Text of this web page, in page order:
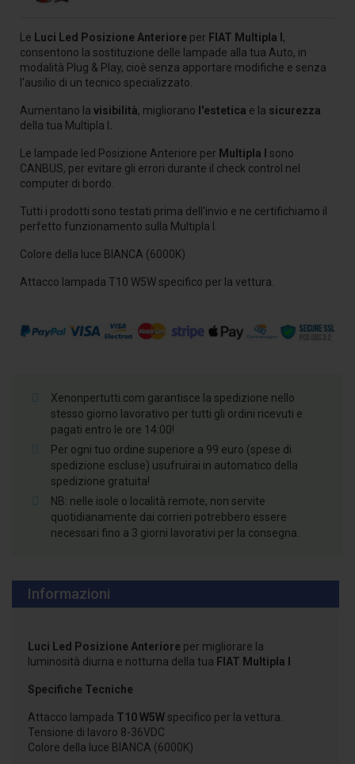
Le Luci Led Posizione Anteriore per FIAT Multipla I ,
consentono la sostituzione delle lampade alla tua Auto, in
modalità Plug & Play, cioè senza apportare modifiche e senza
l'ausilio di un tecnico specializzato.
Aumentano la visibilità, migliorano l'estetica e la sicurezza
della tua Multipla I
Le lampade led Posizione Anteriore per Multipla I
sono
CANBUS, per evitare gli errori durante il check control nel
computer di bordo.
Tutti i prodotti sono testati prima dell'invio e ne certifichiamo il
perfetto funzionamento sulla Multipla I.
Colore della luce BIANCA (6000K)
Attacco lampada T10 W5W specifico per la vettura.
Xenonpertutti.com garantisce la spedizione nello
stesso giorno lavorativo per tutti gli ordini ricevuti e
pagati entro le ore 14:00!
Per ogni tuo ordine superiore a 99 euro (spese di
spedizione escluse) usufruirai in automatico della
spedizione gratuita!
NB: nelle isole o località remote, non servite
quotidianamente dai corrieri potrebbero essere
necessari fino a 3 giorni lavorativi per la consegna.
Informazioni
Luci Led Posizione Anteriore per migliorare la
luminosità diurna e notturna della tua FIAT Multipla I
Specifiche Tecniche
Attacco lampada T10 W5W specifico per la vettura.
Tensione di lavoro 8-36VDC
Colore della luce BIANCA (6000K)